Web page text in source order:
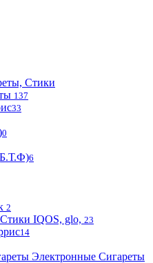
Стики
137
33
0
6
2
Стики IQOS, glo, 23
14
Электронные Сигареты